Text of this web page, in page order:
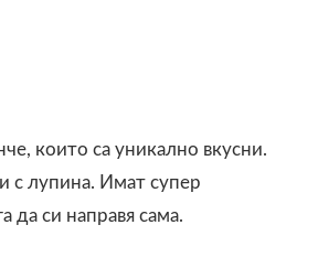
които са уникално вкусни.
с лупина. Имат супер
да си направя сама.